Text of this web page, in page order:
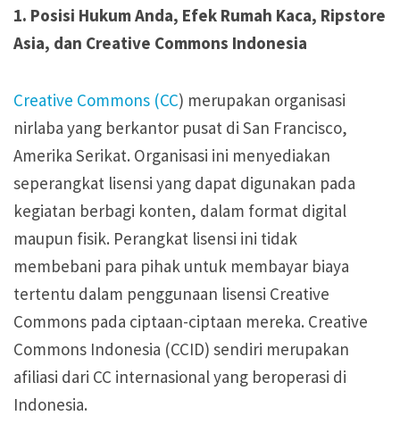
1. Posisi Hukum Anda, Efek Rumah Kaca, Ripstore
Asia, dan Creative Commons Indonesia
Creative Commons (CC) merupakan organisasi
nirlaba yang berkantor pusat di San Francisco,
Amerika Serikat. Organisasi ini menyediakan
seperangkat lisensi yang dapat digunakan pada
kegiatan berbagi konten, dalam format digital
maupun fisik. Perangkat lisensi ini tidak
membebani para pihak untuk membayar biaya
tertentu dalam penggunaan lisensi Creative
Commons pada ciptaan-ciptaan mereka. Creative
Commons Indonesia (CCID) sendiri merupakan
afiliasi dari CC internasional yang beroperasi di
Indonesia.